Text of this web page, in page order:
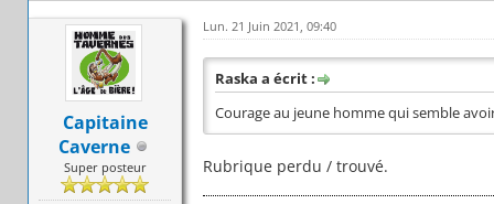
Capitaine
Caverne
Super posteur
Lun. 21 Juin 2021, 09:40
Raska a écrit :
Courage au jeune homme qui semble
Rubrique perdu / trouvé.